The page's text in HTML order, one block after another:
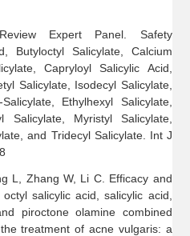
Expert Panel. Safety
Butyloctyl Salicylate, Calcium
Capryloyl Salicylic Acid,
Salicylate, Isodecyl Salicylate,
Ethylhexyl Salicylate,
Salicylate, Myristyl Salicylate,
and Tridecyl Salicylate. Int J
L, Zhang W, Li C. Efficacy and
salicylic acid, salicylic acid,
piroctone olamine combined
treatment of acne vulgaris: a